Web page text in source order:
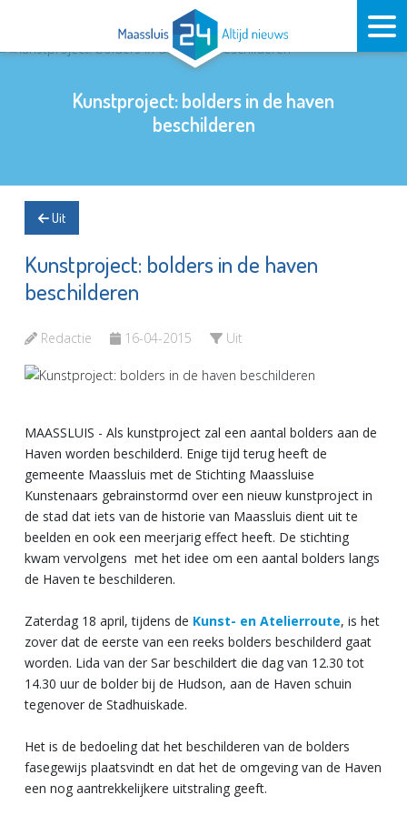
Kunstproject: bolders in de haven
beschilderen
Uit
Kunstproject: bolders in de haven
beschilderen
Redactie 16-04-2015 Uit
MAASSLUIS - Als kunstproject zal een aantal bolders aan de
Haven worden beschilderd. Enige tijd terug heeft de
gemeente Maassluis met de Stichting Maassluise
Kunstenaars gebrainstormd over een nieuw kunstproject in
de stad dat iets van de historie van Maassluis dient uit te
beelden en ook een meerjarig effect heeft. De stichting
kwam vervolgens met het idee om een aantal bolders langs
de Haven te beschilderen.
Zaterdag 18 april, tijdens de Kunst- en Atelierroute, is het
zover dat de eerste van een reeks bolders beschilderd gaat
worden. Lida van der Sar beschildert die dag van 12.30 tot
14.30 uur de bolder bij de Hudson, aan de Haven schuin
tegenover de Stadhuiskade.
Het is de bedoeling dat het beschilderen van de bolders
fasegewijs plaatsvindt en dat het de omgeving van de Haven
een nog aantrekkelijkere uitstraling geeft.